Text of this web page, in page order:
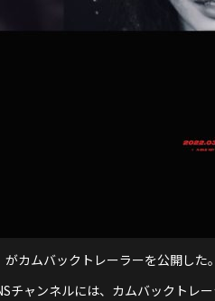
カムバックトレーラーを公開した。
ャンネルには、カムバックトレー